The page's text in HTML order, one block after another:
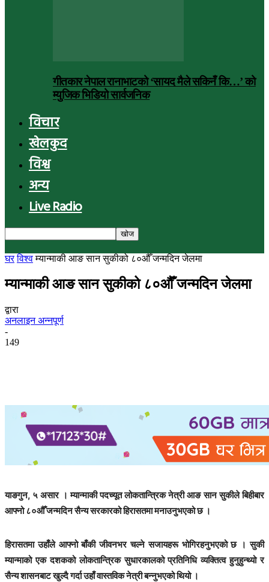
गीतकार नेपाल रानाभाटको ‘सायद मैले सकिनँ कि…’ को
म्युजिक भिडियो सार्वजनिक
विचार
खेलकुद
विश्व
अन्य
Live Radio
घर विश्व म्यान्माकी आङ सान सुकीको ८०औँ जन्मदिन जेलमा
म्यान्माकी आङ सान सुकीको ८०औँ जन्मदिन जेलमा
द्वारा
अनलाइन अन्नपूर्ण
-
149
याङगुन, ५ असार । म्यान्माकी पदच्यूत लोकतान्त्रिक नेत्री आङ सान सुकीले बिहीबार
आफ्नो ८०औँ जन्मदिन सैन्य सरकारको हिरासतमा मनाउनुभएको छ ।
हिरासतमा उहाँले आफ्नो बाँकी जीवनभर चल्ने सजायहरू भोगिरहनुभएको छ । सुकी
म्यान्माको एक दशकको लोकतान्त्रिक सुधारकालको प्रतिनिधि व्यक्तित्व हुनुहुन्थ्यो र
सैन्य शासनबाट खुल्दै गर्दा उहाँ वास्तविक नेत्री बन्नुभएको थियो ।